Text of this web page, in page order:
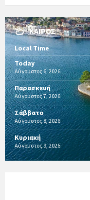
ΚΑΙΡΌΣ
Local Time
Today
Αύγουστος 6, 2026
Παρασκευή
Αύγουστος 7, 2026
Σάββατο
Αύγουστος 8, 2026
Κυριακή
Αύγουστος 9, 2026